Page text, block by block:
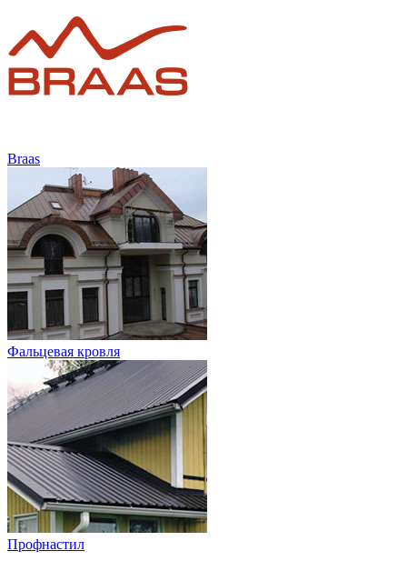
Braas
Фальцевая кровля
Профнастил